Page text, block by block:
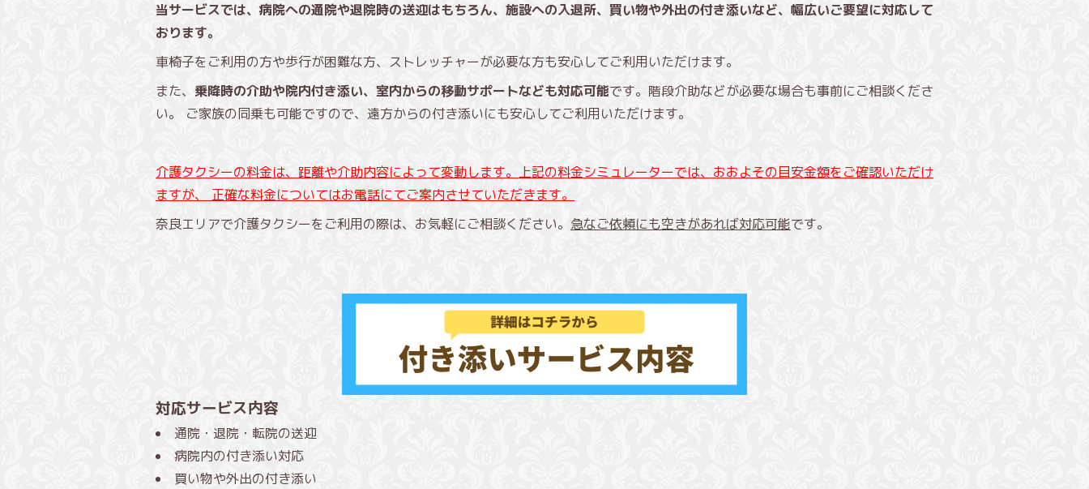
当サービスでは、病院への通院や退院時の送迎はもちろん、施設への入退所、買い物や外出の付き添いなど、幅広いご要望に対応して
おります。
車椅子をご利用の方や歩行が困難な方、ストレッチャーが必要な方も安心してご利用いただけます。
また、 乗降時の介助や院内付き添い、室内からの移動サポートなども対応可能です。階段介助などが必要な場合も事前にご相談くださ
い。 ご家族の同乗も可能ですので、遠方からの付き添いにも安心してご利用いただけます。
介護タクシーの料金は、距離や介助内容によって変動します。上記の料金シミュレーターでは、おおよその目安金額をご確認いただけ
ますが、 正確な料金についてはお電話にてご案内させていただきます。
奈良エリアで介護タクシーをご利用の際は、お気軽にご相談ください。 急なご依頼にも空きがあれば対応可能です。
対応サービス内容
通院・退院・転院の送迎
病院内の付き添い対応
買い物や外出の付き添い